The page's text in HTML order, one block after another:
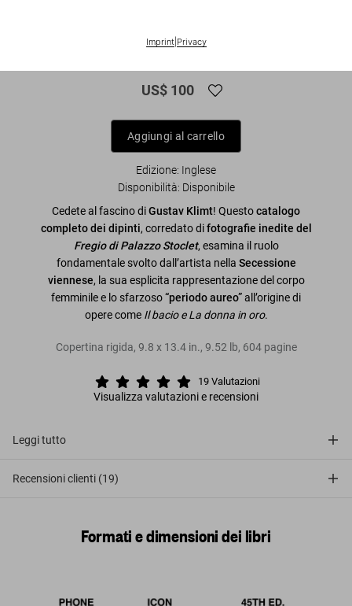
Imprint| Privacy
XL
US$ 100
Aggiungi al carrello
Edizione: Inglese
Disponibilità: Disponibile
Cedete al fascino diGustav Klimt! Questocatalogo
completo dei dipinti, corredato difotografie inedite del
Fregio di Palazzo Stoclet, esamina il ruolo
fondamentale svolto dall’artista nella Secessione
viennese, la sua esplicita rappresentazione del corpo
femminile e lo sfarzoso“periodo aureo”all’origine di
opere come Il bacio e La donna in oro.
Copertina rigida, 9.8 x 13.4 in., 9.52 lb, 604 pagine
19 Valutazioni
Visualizza valutazioni e recensioni
Leggi tutto
Recensioni clienti (19)
Formati e dimensioni dei libri